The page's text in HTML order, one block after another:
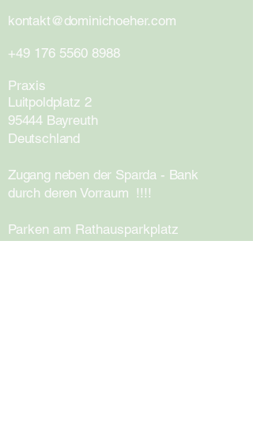
kontakt@dominichoeher.com
+49 176 5560 8988
Praxis
Luitpoldplatz 2
95444 Bayreuth
Deutschland
Zugang neben der Sparda - Bank
durch deren Vorraum !!!!
Parken am Rathausparkplatz​​